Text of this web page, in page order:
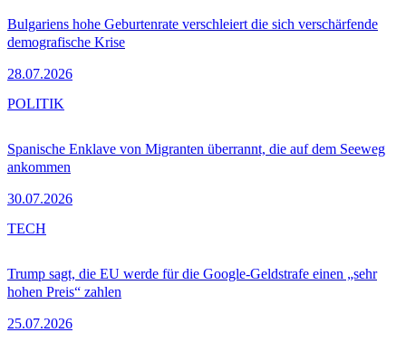
Bulgariens hohe Geburtenrate verschleiert die sich verschärfende
demografische Krise
28.07.2026
Spanische Enklave von Migranten überrannt, die auf dem Seeweg
ankommen
30.07.2026
POLITIK
Trump sagt, die EU werde für die Google-Geldstrafe einen „sehr
hohen Preis“ zahlen
25.07.2026
TECH